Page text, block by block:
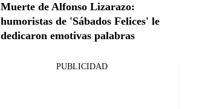
Muerte de Alfonso Lizarazo:
humoristas de 'Sábados Felices' le
dedicaron emotivas palabras
PUBLICIDAD